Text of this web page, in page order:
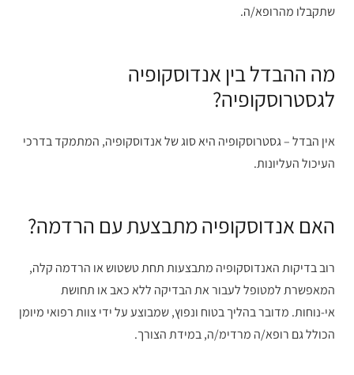
שתקבלו מהרופא/ה.
מה ההבדל בין אנדוסקופיה
לגסטרוסקופיה?
אין הבדל – גסטרוסקופיה היא סוג של אנדוסקופיה, המתמקד בדרכי
העיכול העליונות.
האם אנדוסקופיה מתבצעת עם הרדמה?
רוב בדיקות האנדוסקופיה מתבצעות תחת טשטוש או הרדמה קלה,
המאפשרת למטופל לעבור את הבדיקה ללא כאב או תחושת
אי-נוחות. מדובר בהליך בטוח ונפוץ, שמבוצע על ידי צוות רפואי מיומן
הכולל גם רופא/ה מרדימ/ה, במידת הצורך.